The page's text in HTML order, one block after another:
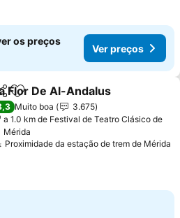
os preços
Ver preços
Adicionar aos favoritos
Flor De Al-Andalus
Muito boa
3.675
a 1.0 km de Festival de Teatro Clásico de
Mérida
Proximidade da estação de trem de Mérida